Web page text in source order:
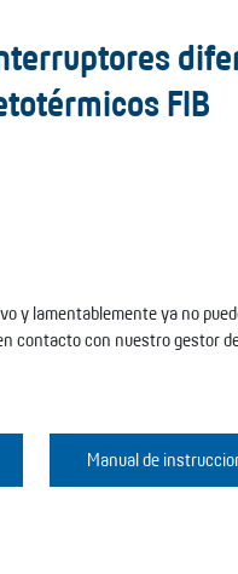
FIB
y lamentablemente ya no
contacto con nuestro gestor
Manual de